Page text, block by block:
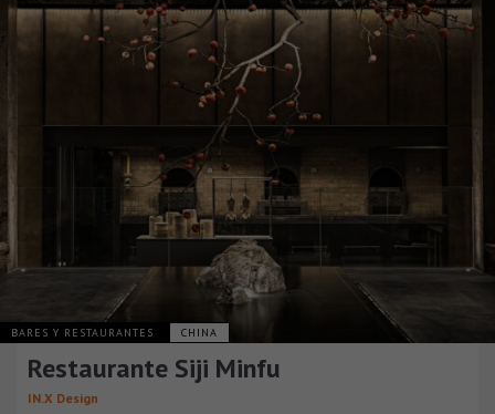
BARES Y RESTAURANTES CHINA
Restaurante Siji Minfu
IN.X Design